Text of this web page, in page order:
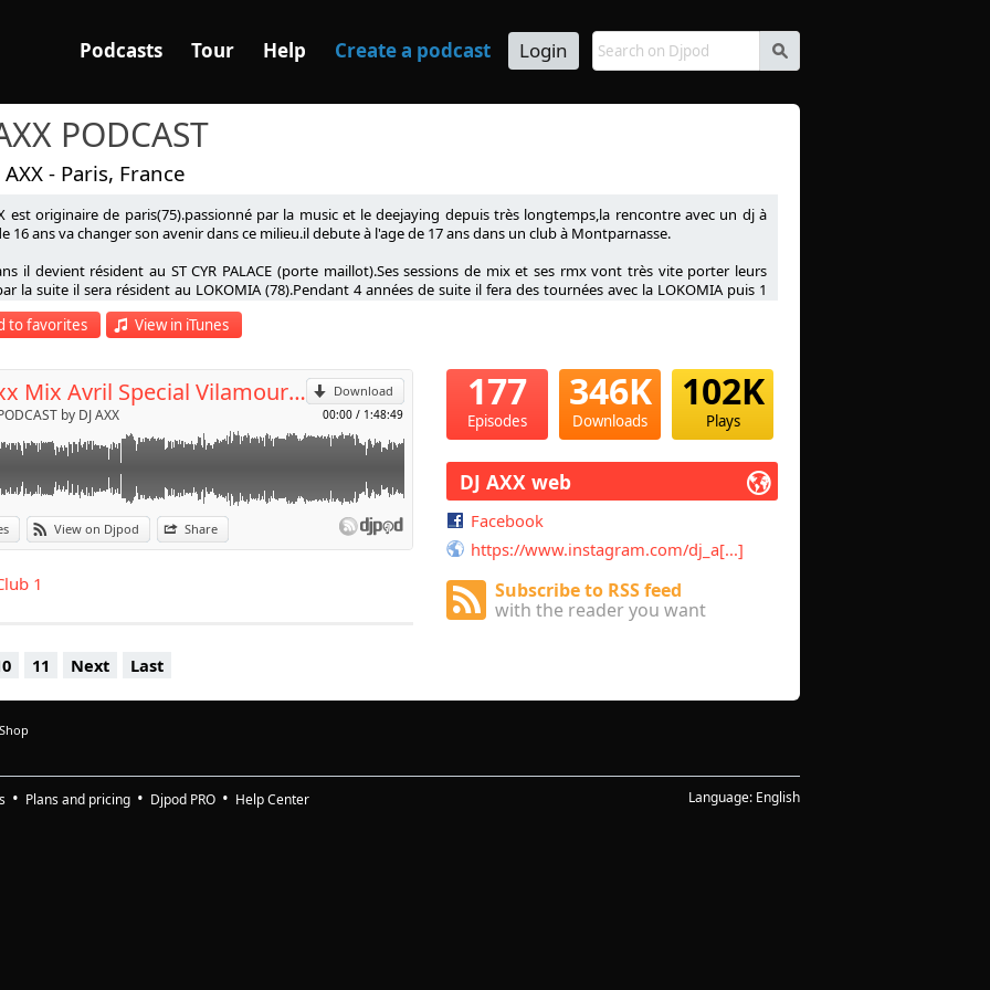
s
Podcasts Tour Help Create a podcast Login
PODCAST
AXX - Paris, France
est originaire de paris(75).passionné par la music et le deejaying depuis très longtemps,la rencontre avec un dj à
16 ans va changer son avenir dans ce milieu.il debute à l'age de 17 ans dans un club à Montparnasse.
il devient résident au ST CYR PALACE (porte maillot).Ses sessions de mix et ses rmx vont très vite porter leurs
la suite il sera résident au LOKOMIA (78).Pendant 4 années de suite il fera des tournées avec la LOKOMIA puis 1
avec RADIO LATINA parcourant les plus grands club du portugal pour vous faire vibrer sur des sons et des rmx
-Hip Hop - Dancehall - Moombhaton - Afro -Clubbing ..Il a également mixé au Club 79 (Champs
(Lyon), Le BigBen (Toulouse)Il fera également la 1 ère partie de Don Omar et Nicky Jam au zénith , Alonzo , Gradur ,
pull up ,La Synesia , Sch , MHD, Naza , Keblack , Aya , Sean Paul et pleins d'autres...
to favorites View in iTunes
Download
00:00 / 1:48:49
DJ Axx Mix Avril Special Vilamoura Club 1
by DJ AXX
View on Djpod Share
p
Send by email
1
11 Next Last
177
Episodes
346K
Downloads
102K
Plays
DJ AXX web
Facebook
https://www.instagram.com/dj_a[...]
Subscribe to RSS feed
with the reader you want
Plans and pricing Djpod PRO Help Center Language: English